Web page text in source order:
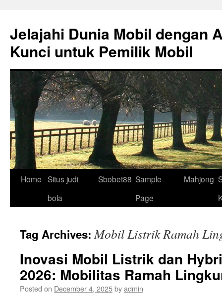
content
Jelajahi Dunia Mobil dengan
Kunci untuk Pemilik Mobil
Home Situs judi
bola
Sbobet88 Sample
Page
Mahjong
Tag Archives:Mobil Listrik Ramah
Inovasi Mobil Listrik dan
2026: Mobilitas Ramah
Posted on December 4, 2025byadmin